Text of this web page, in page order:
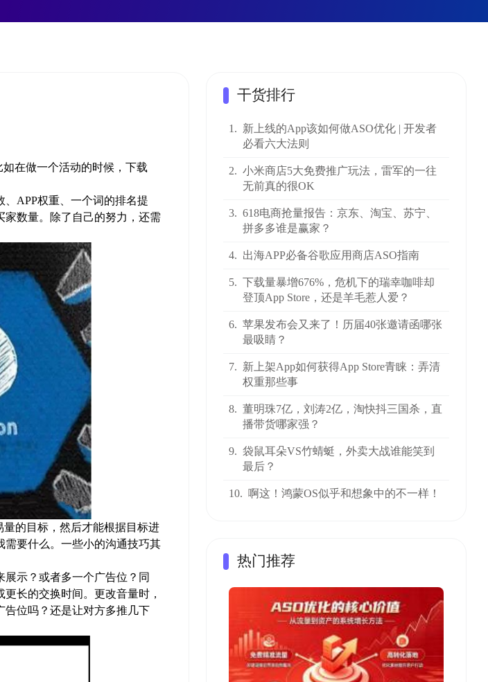
在做一个活动的时候，下载
APP权重、一个词的排名提
家数量。除了自己的努力，还需
的目标，然后才能根据目标进
需要什么。一些小的沟通技巧其
示？或者多一个广告位？同
长的交换时间。更改音量时，
告位吗？还是让对方多推几下
干货排行
1. 新上线的App该如何做ASO优化 | 开发者
必看六大法则
2. 小米商店5大免费推广玩法，雷军的一往
无前真的很OK
3. 618电商抢量报告：京东、淘宝、苏宁、
拼多多谁是赢家？
4. 出海APP必备谷歌应用商店ASO指南
5. 下载量暴增676%，危机下的瑞幸咖啡却
登顶App Store，还是羊毛惹人爱？
6. 苹果发布会又来了！历届40张邀请函哪张
最吸睛？
7. 新上架App如何获得App Store青睐：弄清
权重那些事
8. 董明珠7亿，刘涛2亿，淘快抖三国杀，直
播带货哪家强？
9. 袋鼠耳朵VS竹蜻蜓，外卖大战谁能笑到
最后？
10. 啊这！鸿蒙OS似乎和想象中的不一样！
热门推荐